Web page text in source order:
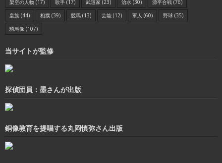
架空の人物 (17) 歌手 (17) 武道家 (23) 治水 (30) 源平合戦 (76)
皇族 (44) 相撲 (39) 競馬 (13) 芸能 (12) 軍人 (60) 野球 (35)
騎馬像 (107)
当サイトが監修
探偵団員：墨さんが出版
銅像教育を提唱する丸岡慎弥さん出版